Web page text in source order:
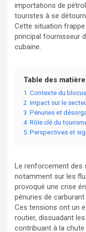
importations de
touristes à se
Cette situation
principal fournisseur
cubaine.
Table des
1 Contexte du
2 Impact sur le
3 Pénuries et
4 Rôle clé du
5 Perspectives et
Le renforcement des
notamment sur les
provoqué une crise
pénuries de
Ces tensions ont un
routier, dissuadant
contribuant à la chute